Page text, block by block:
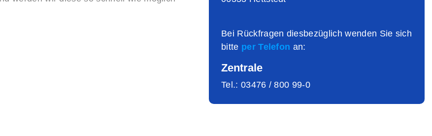
Bei Rückfragen diesbezüglich wenden Sie sich
bitte per Telefon an:
Zentrale
Tel.: 03476 / 800 99-0